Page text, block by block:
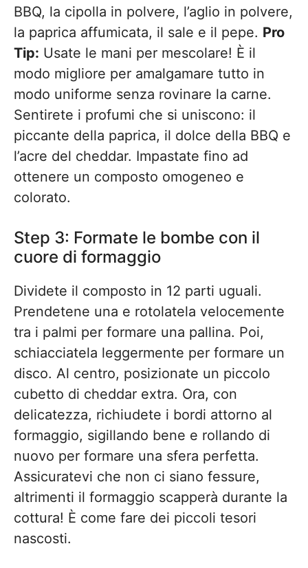
BBQ, la cipolla in polvere, l’aglio in polvere,
la paprica affumicata, il sale e il pepe. Pro
Tip: Usate le mani per mescolare! È il
modo migliore per amalgamare tutto in
modo uniforme senza rovinare la carne.
Sentirete i profumi che si uniscono: il
piccante della paprica, il dolce della BBQ e
l’acre del cheddar. Impastate fino ad
ottenere un composto omogeneo e
colorato.
Step 3: Formate le bombe con il
cuore di formaggio
Dividete il composto in 12 parti uguali.
Prendetene una e rotolatela velocemente
tra i palmi per formare una pallina. Poi,
schiacciatela leggermente per formare un
disco. Al centro, posizionate un piccolo
cubetto di cheddar extra. Ora, con
delicatezza, richiudete i bordi attorno al
formaggio, sigillando bene e rollando di
nuovo per formare una sfera perfetta.
Assicuratevi che non ci siano fessure,
altrimenti il formaggio scapperà durante la
cottura! È come fare dei piccoli tesori
nascosti.